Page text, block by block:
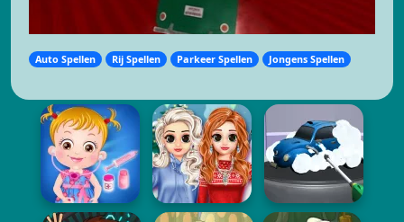
Auto Spellen Rij Spellen Parkeer Spellen Jongens Spellen